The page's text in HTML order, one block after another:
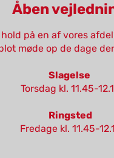
Åben
på en af vores
møde op de dage
Slagelse
Torsdag kl. 11.45-
Ringsted
Fredage kl. 11.45-